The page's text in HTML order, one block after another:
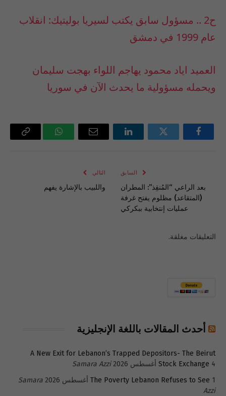
ح2 .. مسؤول سابق يكتب لسيريا بوليتيك: انقلاب
عام 1999 في دمشق
العميد اياد محمود يهاجم اللواء بهجت سليمان
ويحمله مسؤولية ما يحدث الآن في سوريا
فيسبوك تويتر لينكدإن
البريد
واتساب Copy
السابق
بعد الراعي “المُنقِذ”: المطران
(المتقاعد) مظلوم يفتح غرفة
عمليات إنتخابية ببكركي
التالي
واللبيب بالإشارة يفهم
التعليقات مغلقة.
أحدث المقالات باللغة الإنجليزية
A New Exit for Lebanon’s Trapped Depositors- The Beirut
Stock Exchange 4 أغسطس 2026
Samara Azzi
The Poverty Lebanon Refuses to See 1 أغسطس 2026
Samara
Azzi